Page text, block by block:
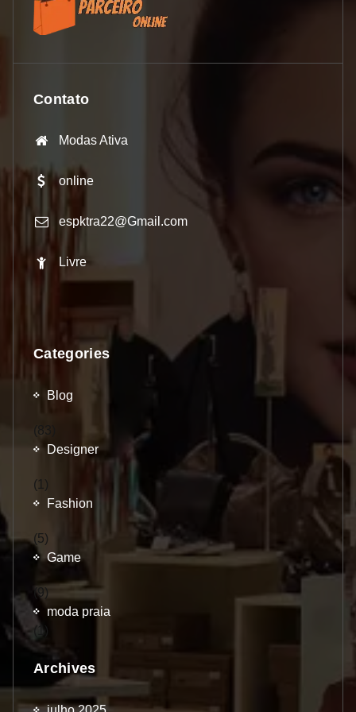
Contato
Modas Ativa
online
espktra22@Gmail.com
Livre
Categories
Blog
(83)
Designer
(1)
Fashion
(5)
Game
(9)
moda praia
(1)
Archives